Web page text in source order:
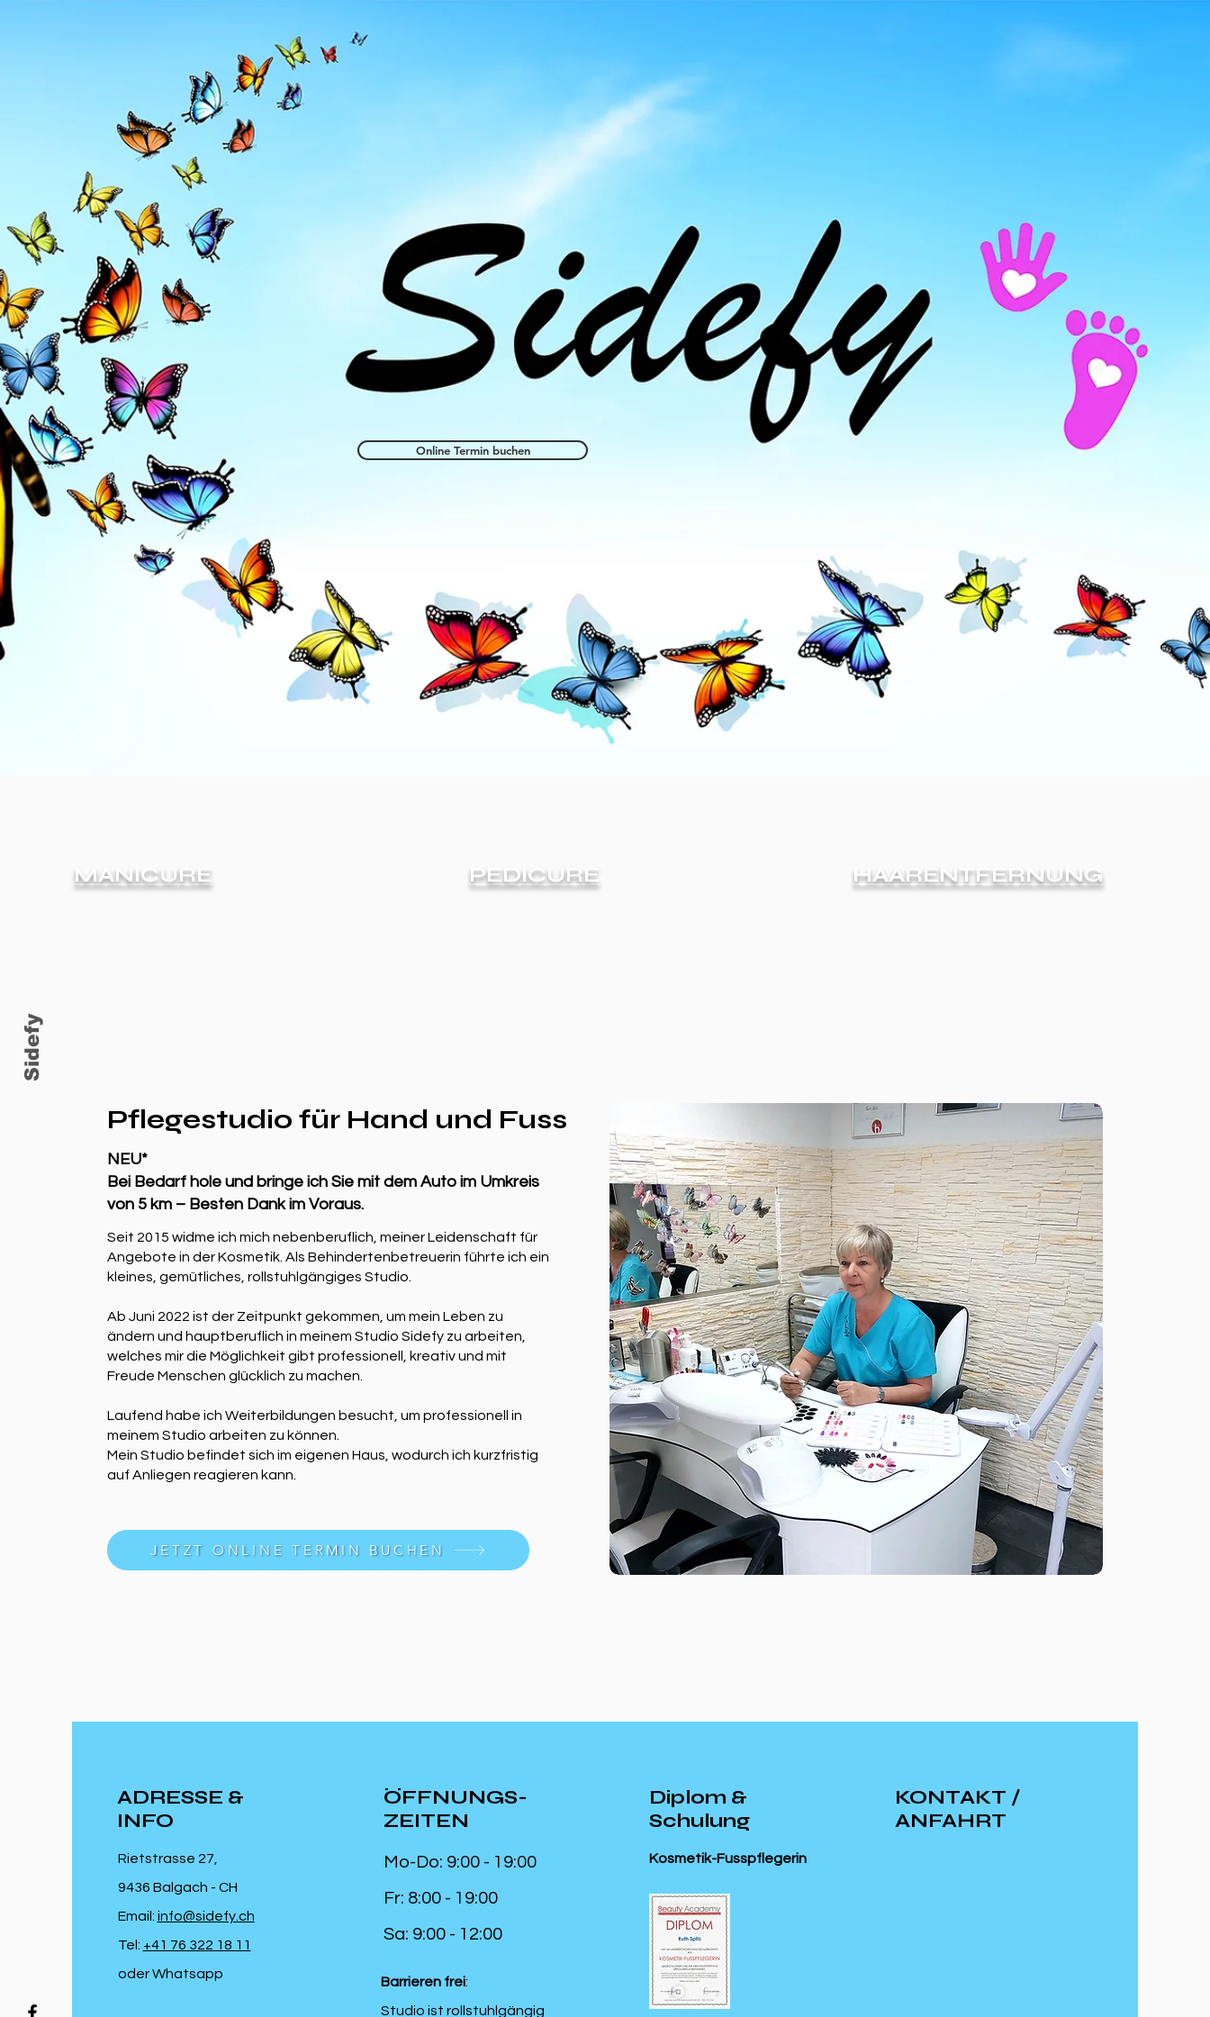
Sidefy
Online Termin buchen
MANICURE PEDICURE HAARENTFERNUNG
Pflegestudio für Hand und Fuss
NEU*
Bei Bedarf hole und bringe ich Sie mit dem Auto im Umkreis
von 5 km – Besten Dank im Voraus.
Seit 2015 widme ich mich nebenberuflich, meiner Leidenschaft für
Angebote in der Kosmetik. Als Behindertenbetreuerin führte ich ein
kleines, gemütliches, rollstuhlgängiges Studio.
Ab Juni 2022 ist der Zeitpunkt gekommen, um mein Leben zu
ändern und hauptberuflich in meinem Studio Sidefy zu arbeiten,
welches mir die Möglichkeit gibt professionell, kreativ und mit
Freude Menschen glücklich zu machen.
Laufend habe ich Weiterbildungen besucht, um professionell in
meinem Studio arbeiten zu können.
Mein Studio befindet sich im eigenen Haus, wodurch ich kurzfristig
auf Anliegen reagieren kann.
JETZT ONLINE TERMIN BUCHEN
ADRESSE &
INFO
Rietstrasse 27,
9436 Balgach - CH
Email: info@sidefy.ch
Tel: +41 76 322 18 11
oder Whatsapp
ÖFFNUNGS-
ZEITEN
Mo-Do: 9:00 - 19:00
Fr: 8:00 - 19:00
Sa: 9:00 - 12:00
Barrieren frei:
Studio ist rollstuhlgängig
Diplom &
Schulung
Kosmetik-Fusspflegerin
KONTAKT /
ANFAHRT